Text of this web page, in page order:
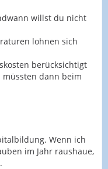
willst du nicht
lohnen sich
berücksichtigt
dann beim
Wenn ich
im Jahr raushaue,